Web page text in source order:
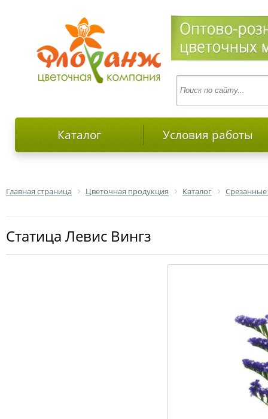
Каталог Условия работы
Главная страница Цветочная продукция Каталог
статица Левис Вингз